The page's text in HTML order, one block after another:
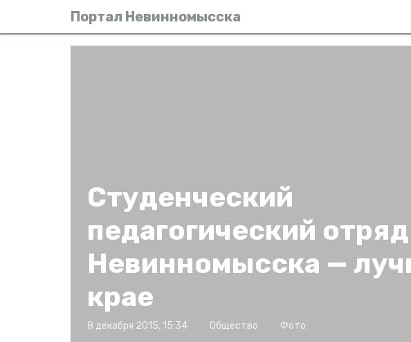
Портал Невинномысска
Студенческий
педагогический отряд
Невинномысска —
крае
8 декабря 2015, 15:34 Общество Фото: